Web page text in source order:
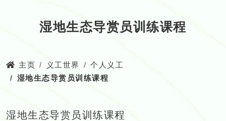
湿地生态导赏员训练课程
主页 义工世界
个人义工
湿地生态导赏员训练课程
湿地生态导赏员训练课程